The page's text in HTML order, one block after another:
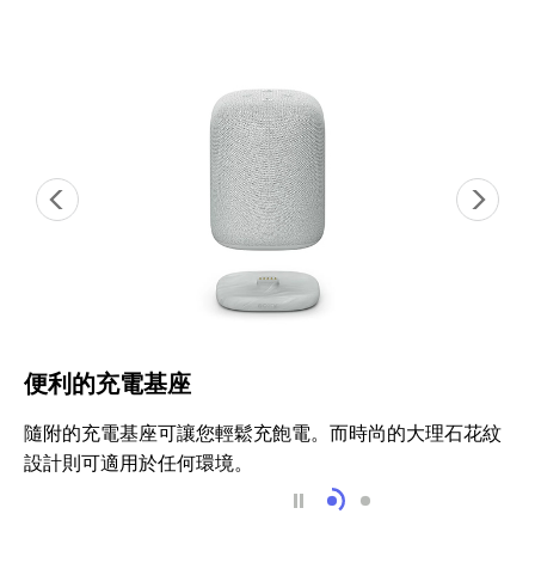
便利的充電基座
便利的充電基座
隨附的充電基座可讓您輕鬆充飽電。而時尚的大理石花紋
設計則可適用於任何環境。